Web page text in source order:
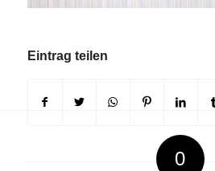
Eintrag teilen
0